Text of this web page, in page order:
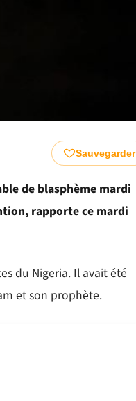
Sauvegarder
de blasphème mardi
rapporte ce mardi
du Nigeria. Il avait été
et son prophète.